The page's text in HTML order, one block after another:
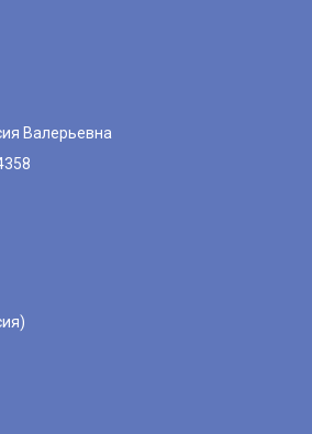
Валерьевна